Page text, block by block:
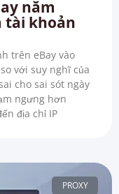
năm
tài khoản
trên eBay vào
với suy nghĩ của
cho sai sót ngày
ngưng hơn
địa chỉ IP
PROXY